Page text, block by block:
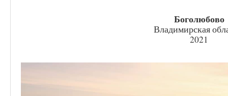
Боголюбово
Владимирская
2021